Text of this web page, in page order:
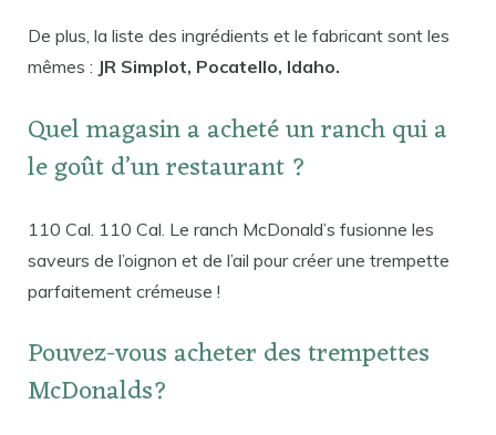
De plus, la liste des ingrédients et le fabricant sont les
mêmes : JR Simplot, Pocatello, Idaho.
Quel magasin a acheté un ranch qui a
le goût d’un restaurant ?
110 Cal. 110 Cal. Le ranch McDonald’s fusionne les
saveurs de l’oignon et de l’ail pour créer une trempette
parfaitement crémeuse !
Pouvez-vous acheter des trempettes
McDonalds?